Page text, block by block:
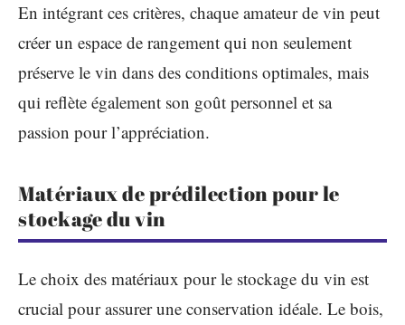
En intégrant ces critères, chaque amateur de vin peut
créer un espace de rangement qui non seulement
préserve le vin dans des conditions optimales, mais
qui reflète également son goût personnel et sa
passion pour l’appréciation.
Matériaux de prédilection pour le
stockage du vin
Le choix des matériaux pour le stockage du vin est
crucial pour assurer une conservation idéale. Le bois,